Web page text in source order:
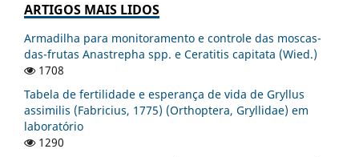
ARTIGOS MAIS LIDOS
Armadilha para monitoramento e controle das moscas-
das-frutas Anastrepha spp. e Ceratitis capitata (Wied.)
1708
Tabela de fertilidade e esperança de vida de Gryllus
assimilis (Fabricius, 1775) (Orthoptera, Gryllidae) em
laboratório
1290